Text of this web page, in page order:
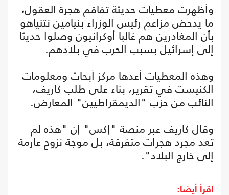
وأظهرت معطيات حديثة تفاقم هجرة العقول،
ما يدحض مزاعم رئيس الوزراء بنيامين نتنياهو
بأن المغادرين هم غالبا أوكرانيون وصلوا حديثا
إلى إسرائيل بسبب الحرب في بلادهم.
وهذه المعطيات أعدها مركز أبحاث ومعلومات
الكنيست في تقرير، بناء على طلب كاريف،
النائب من حزب "الديمقراطيين" المعارض.
وقال كاريف عبر منصة "إكس" إن "هذه لم
تعد مجرد هجرات متفرقة، بل موجة نزوح عارمة
إلى خارج البلاد".
اقرأ أيضا: